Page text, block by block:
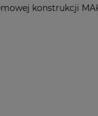
konstrukcji